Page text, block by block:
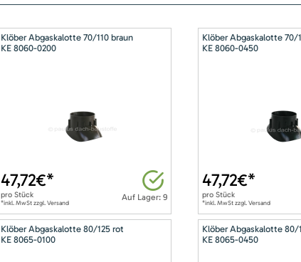
Klöber Abgaskalotte 70/110 braun
KE 8060-0200
Auf Lager: 9
47,72€*
pro Stück
*inkl. MwSt zzgl. Versand
Klöber Abgaskalotte 70/
KE 8060-0450
47,72€*
pro Stück
*inkl. MwSt zzgl. Versand
Klöber Abgaskalotte 80/125 rot
KE 8065-0100
Klöber Abgaskalotte 80/
KE 8065-0450